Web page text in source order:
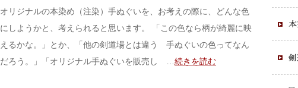
オリジナルの本染め（注染）手ぬぐいを、お考えの際に、どんな色
にしようかと、考えられると思います。 「この色なら柄が綺麗に映
えるかな。」とか、「他の剣道場とは違う 手ぬぐいの色ってなん
だろう。」「オリジナル手ぬぐいを販売し … 続きを読む